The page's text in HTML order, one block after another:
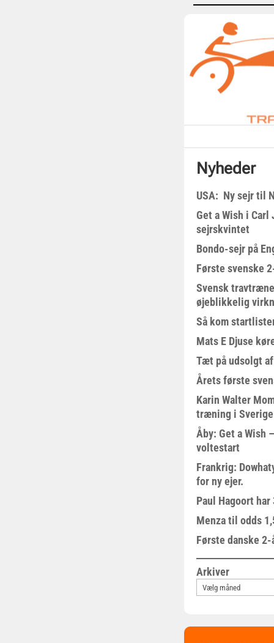
Nyheder
USA: Ny sejr til
Get a Wish i Carl
sejrskvintet
Bondo-sejr på
Første svenske
Svensk
øjeblikkelig
Så kom
Mats E Djuse
Tæt på udsolgt
Årets første
Karin Walter
træning i Sverige
Åby: Get a Wish
voltestart
Frankrig:
for ny ejer.
Paul Hagoort
Menza til odds
Første danske
Arkiver